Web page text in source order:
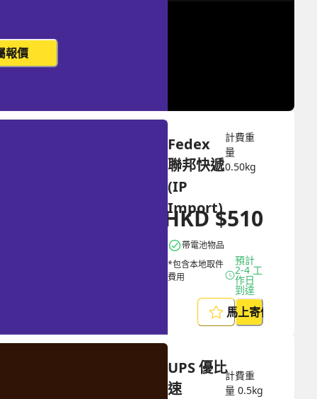
報價
Fedex
聯邦快遞
(IP
Import)
帶電池物品
*包含本地取件
費用
計費重
量
0.50kg
HKD$510
預計
2-4 工
作日
到達
馬上寄件
UPS 優比
速
計費重
量 0.5kg